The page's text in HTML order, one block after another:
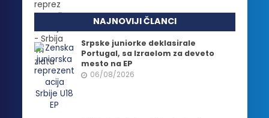
NAJNOVIJI ČLANCI
Srpske juniorke deklasirale
Portugal, sa Izraelom za deveto
mesto na EP
06/08/2026